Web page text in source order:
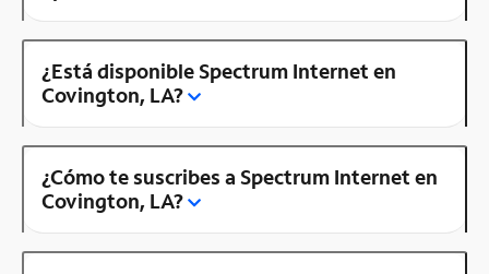
¿Está disponible Spectrum Internet en
Covington, LA?
¿Cómo te suscribes a Spectrum Internet en
Covington, LA?